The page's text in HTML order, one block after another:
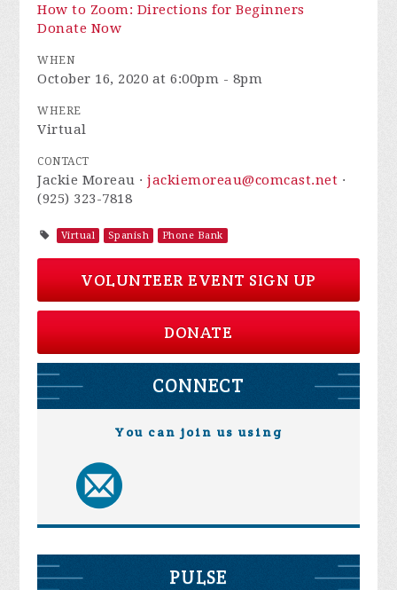
How to Zoom: Directions for Beginners
Donate Now
WHEN
October 16, 2020 at 6:00pm - 8pm
WHERE
Virtual
CONTACT
Jackie Moreau ·jackiemoreau@comcast.net ·
(925) 323-7818
Virtual Spanish Phone Bank
VOLUNTEER EVENT SIGN UP
DONATE
CONNECT
You can join us using
PULSE